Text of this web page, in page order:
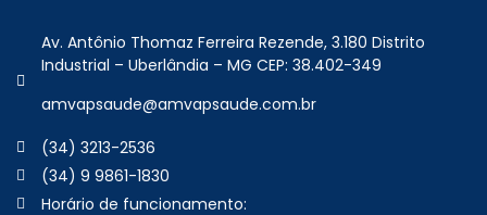
Av. Antônio Thomaz Ferreira Rezende, 3.180 Distrito
Industrial – Uberlândia – MG CEP: 38.402-349
amvapsaude@amvapsaude.com.br
(34) 3213-2536
(34) 9 9861-1830
Horário de funcionamento: